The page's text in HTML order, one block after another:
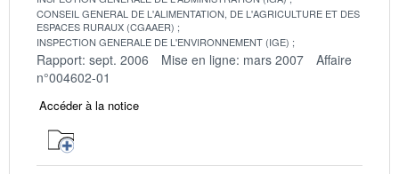
CONSEIL GENERAL DE L'ALIMENTATION, DE L'AGRICULTURE ET DES
ESPACES RURAUX (CGAAER)
INSPECTION GENERALE DE L'ENVIRONNEMENT (IGE)
Rapport: sept. 2006 Mise en ligne: mars 2007
Affaire
n°004602-01
Accéder à la notice